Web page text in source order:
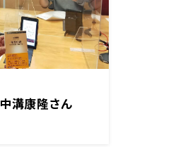
溝康隆さん